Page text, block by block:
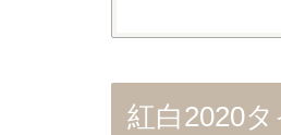
紅白2020